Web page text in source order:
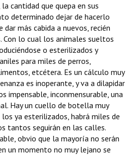
cantidad que quepa en sus
determinado dejar de hacerlo
más cabida a nuevos, recién
lo cual los animales sueltos
o esterilizados y
para miles de perros,
etcétera. Es un cálculo muy
es inoperante, y va a dilapidar
impensable, inconmensurable, una
Hay un cuello de botella muy
ya esterilizados, habrá miles de
tantos seguirán en las calles.
obvio que la mayoría no serán
un momento no muy lejano se